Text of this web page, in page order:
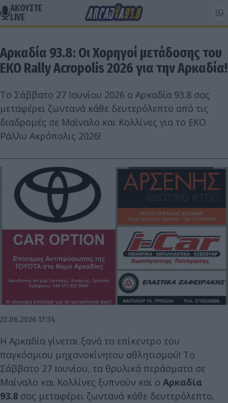
ΑΚΟΥΣΤΕ
LIVE
Αρκαδία 93.8: Οι Χορηγοί μετάδοσης του
EKO Rally Acropolis 2026 για την Αρκαδία!
Το Σάββατο 27 Ιουνίου 2026 ο Αρκαδία 93.8 σας
μεταφέρει ζωντανά κάθε δευτερόλεπτο από τις
διαδρομές σε Μαίναλο και Κολλίνες για το ΕΚΟ
Ράλλυ Ακρόπολις 2026!
22.06.2026 17:34
Η Αρκαδία γίνεται ξανά το επίκεντρο του
παγκόσμιου μηχανοκίνητου αθλητισμού! Το
Σάββατο 27 Ιουνίου, τα θρυλικά περάσματα σε
Μαίναλο και Κολλίνες ξυπνούν και ο Αρκαδία
93.8 σας μεταφέρει ζωντανά κάθε δευτερόλεπτο,